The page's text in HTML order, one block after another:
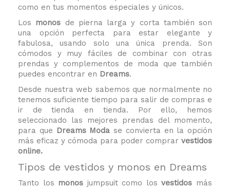
como en tus momentos especiales y únicos.
Los monos de pierna larga y corta también son
una opción perfecta para estar elegante y
fabulosa, usando solo una única prenda. Son
cómodos y muy fáciles de combinar con otras
prendas y complementos de moda que también
puedes encontrar en Dreams.
Desde nuestra web sabemos que normalmente no
tenemos suficiente tiempo para salir de compras e
ir de tienda en tienda. Por ello, hemos
seleccionado las mejores prendas del momento,
para que Dreams Moda se convierta en la opción
más eficaz y cómoda para poder comprar vestidos
online.
Tipos de vestidos y monos en Dreams
Tanto los monos jumpsuit como losvestidos más